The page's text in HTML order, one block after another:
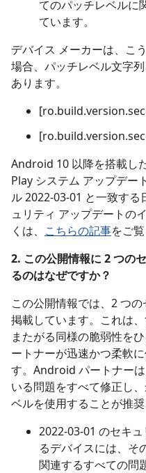
てのパッチレベルに
ています。
デバイス メーカーは、こ
場合、パッチレベル文字
あります。
Android 10 以降を搭載し
Play システム アップデー
ル 2022-03-01 と一致する
ュリティ アップデートの
くは、 こちらの記事をご覧
2. この公開情報に 2 つの
るのはなぜですか？
この公開情報では、2 つ
掲載しています。これは
またがる同様の脆弱性を
ートナーが迅速かつ柔軟
す。Android パートナー
いる問題をすべて修正し
ベルを使用することが推奨
2022-03-01 のセキ
るデバイスには、そ
関連するすべての問